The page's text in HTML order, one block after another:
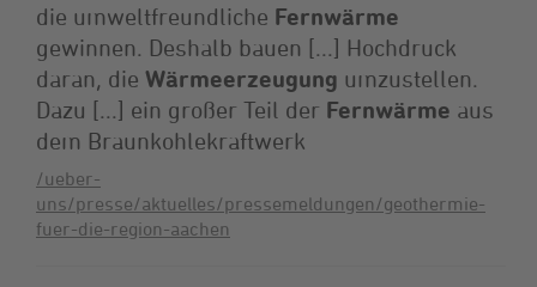
die umweltfreundliche Fernwärme
gewinnen. Deshalb bauen [...] Hochdruck
daran, die Wärmeerzeugung umzustellen.
Dazu [...] ein großer Teil der Fernwärme aus
dem Braunkohlekraftwerk
/ueber-
uns/presse/aktuelles/pressemeldungen/geothermie-
fuer-die-region-aachen